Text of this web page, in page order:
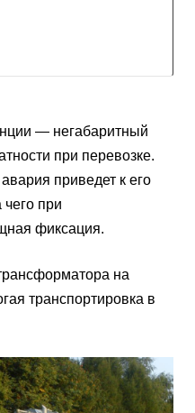
— негабаритный
при перевозке.
приведет к его
чего при
фиксация.
на
транспортировка в